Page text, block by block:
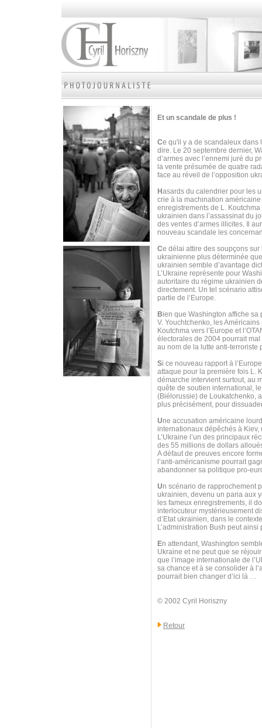
Et un scandale de plus !
Ce qu'il y a de scandaleux dans
dire. Le 20 septembre dernier,
d’armes avec l’ennemi juré du
la vente présumée de quatre
face au réveil de l’opposition
H asards du calendrier pour les
crie à la machination
enregistrements de L.
ukrainien dans l’assassinat du
des ventes d’armes illicites. Il
nouveau scandale les
Ce délai attire des soupçons
ukrainienne plus déterminée
ukrainien semble d’avantage
L’Ukraine représente pour
autoritaire du régime ukrainien
directement. Un tel scénario
partie de l’Europe.
Bien que Washington affiche
V. Youchtchenko, les
Koutchma vers l’Europe et
électorales de 2004 pourrait
au nom de la lutte anti-terroriste
Si ce nouveau rapport à
attaque pour la première fois L.
démarche intervient surtout, au
quête de soutien international,
(Biélorussie) de Loukatchenko,
plus précisément, pour
Une accusation américaine
internationaux dépêchés à
L’Ukraine l’un des principaux
des 55 millions de dollars
A défaut de preuves encore
l’anti-américanisme pourrait
abandonner sa politique pro-
Un scénario de rapprochement
ukrainien, devenu un paria aux
les fameux enregistrements, il
interlocuteur mystérieusement
d’Etat ukrainien, dans le
L’administration Bush peut
En attendant, Washington
Ukraine et ne peut que se
que l’image internationale de
sa chance et à se consolider à
pourrait bien changer d’ici là …
© 2002 Cyril Horiszny
Retour